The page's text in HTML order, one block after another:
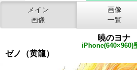
メイン
画像
画像
一覧
暁のヨナ
iPhone(640×960)
ゼノ（黄龍）